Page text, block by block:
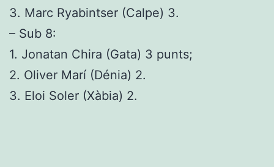
3. Marc Ryabintser (Calpe) 3.
– Sub 8:
1. Jonatan Chira (Gata) 3 punts;
2. Oliver Marí (Dénia) 2.
3. Eloi Soler (Xàbia) 2.